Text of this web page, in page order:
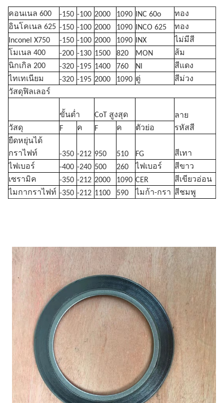
คอนเนล 600 -150 -100 2000 1090 INC 60o
ทอง
อินโคเนล 625 -150 -100 2000 1090 INCO 625
ทอง
Inconel X750
-150 -100 2000 1090 INX
ไม่มีสี
โมเนล 400
-200 -130 1500 820 MON
ส้ม
นิกเกิล 200
-320 -195 1400 760 Nl
สีแดง
ไทเทเนียม
-320 -195 2000 1090 ตู่
สีม่วง
วัสดุฟิลเลอร์
ขั้นต่ำ CoT สูงสุด
ลาย
รหัสสี
วัสดุ F ค F ค
ตัวย่อ
ยืดหยุ่นได้
กราไฟท์
-350 -212 950 510 FG
สีเทา
ไฟเบอร์
-400 -240 500 260 ไฟเบอร์
สีขาว
เซรามิค
-350 -212 2000 1090 CER
สีเขียวอ่อน
ไมกากราไฟท์ -350 -212 1100 590 ไมก้า-กรา สีชมพู